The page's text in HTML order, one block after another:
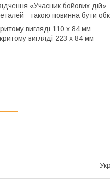
«Учасник бойових дій»
- такою повинна бути
вигляді 110 х 84 мм
вигляді 223 х 84 мм